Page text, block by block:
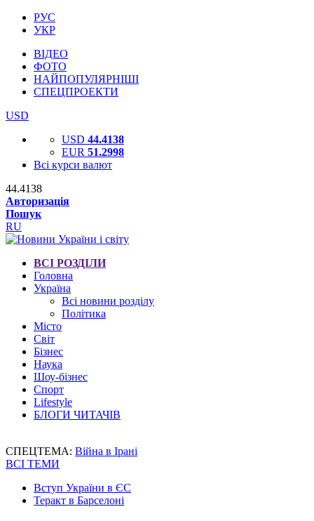
РУС
УКР
ВІДЕО
ФОТО
НАЙПОПУЛЯРНІШІ
СПЕЦПРОЕКТИ
USD
USD 44.4138
EUR 51.2998
Всі курси валют
44.4138
Авторизація
Пошук
RU
ВСІ РОЗДІЛИ
Головна
Україна
Всі новини розділу
Політика
Місто
Світ
Бізнес
Наука
Шоу-бізнес
Спорт
Lifestyle
БЛОГИ ЧИТАЧІВ
СПЕЦТЕМА: Війна в Ірані
ВСІ ТЕМИ
Вступ України в ЄС
Теракт в Барселоні